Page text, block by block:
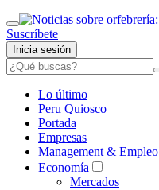
Suscríbete
Inicia sesión
Lo último
Peru Quiosco
Portada
Empresas
Management & Empleo
Economía
Mercados